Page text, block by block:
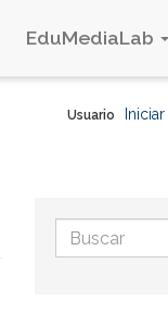
EduMediaLab
Usuario
de